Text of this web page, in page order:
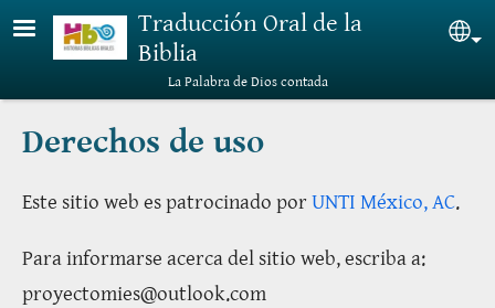
Pasar al contenido principalTraducción Oral de la
Biblia
La Palabra de Dios contada
Derechos de uso
Este sitio web es patrocinado porUNTI México, AC.
Para informarse acerca del sitio web, escriba a:
proyectomies@outlook.com